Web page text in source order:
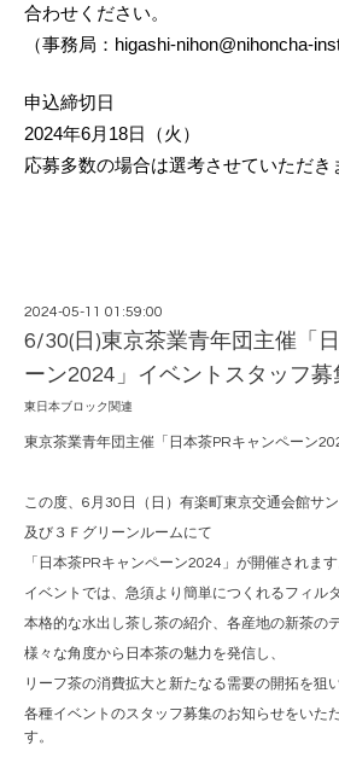
合わせください。
（事務局：higashi-nihon@nihoncha-
申込締切日
2024年6月18日（火）
応募多数の場合は選考させていただき
2024-05-11 01:59:00
6/30(日)東京茶業青年団主催「
ーン2024」イベントスタッフ募
東日本ブロック関連
東京茶業青年団主催「日本茶PRキャンペーン
この度、6月30日（日）有楽町東京交通会館サ
及び３Ｆグリーンルームにて
「日本茶PRキャンペーン2024」が開催されます
イベントでは、急須より簡単につくれるフィル
本格的な水出し茶し茶の紹介、各産地の新茶の
様々な角度から日本茶の魅力を発信し、
リーフ茶の消費拡大と新たなる需要の開拓を狙
各種イベントのスタッフ募集のお知らせをいた
す。